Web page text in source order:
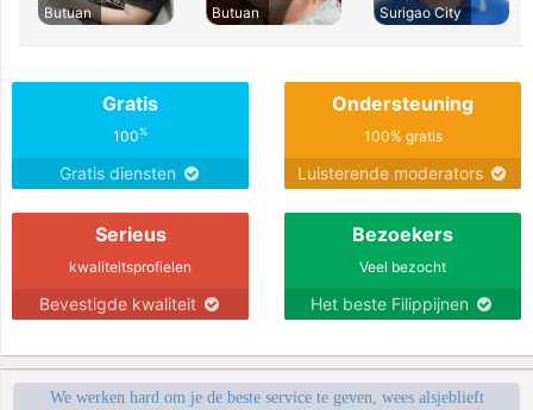
Butuan
Butuan
Surigao City
Gratis
100%
Gratis diensten
Ondersteuning
100% gratis
Luisterende moderators
Serieus
kwaliteitsprofielen
Bevestigde kwaliteit
Bezoekers
Veel bezocht
Het beste Filippijnen
We werken hard om je de beste service te geven, wees alsjeblieft